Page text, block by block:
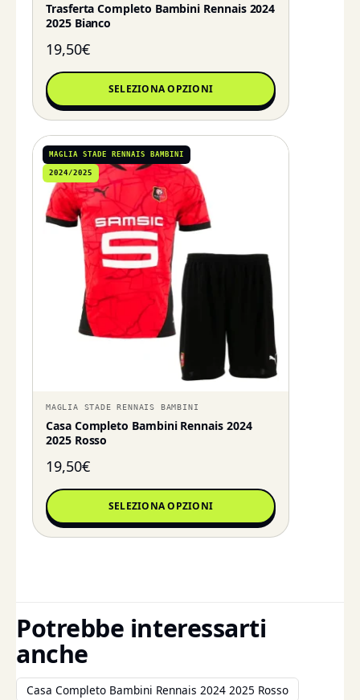
Trasferta Completo Bambini Rennais 2024
2025 Bianco
19,50€
SELEZIONA OPZIONI
MAGLIA STADE RENNAIS BAMBINI
2024/2025
MAGLIA STADE RENNAIS BAMBINI
Casa Completo Bambini Rennais 2024
2025 Rosso
19,50€
SELEZIONA OPZIONI
Potrebbe interessarti
anche
Casa Completo Bambini Rennais 2024 2025 Rosso